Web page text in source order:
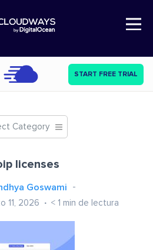
Open Nav
START FREE TRIAL
Category
licenses
Goswami
11, 2026 < 1 min de lectura